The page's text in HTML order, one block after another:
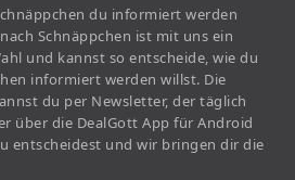
du informiert werden
Schnäppchen ist mit uns ein
und kannst so entscheide, wie du
informiert werden willst. Die
du per Newsletter, der täglich
über die DealGott App für Android
entscheidest und wir bringen dir die